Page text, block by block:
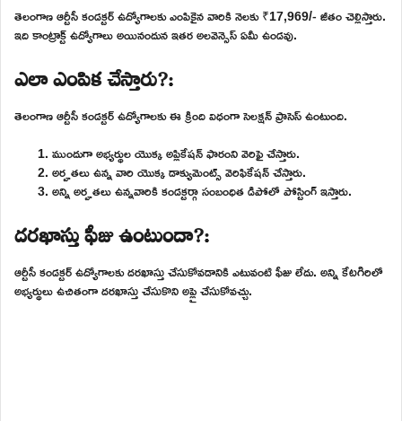
తెలంగాణ ఆర్టీసీ కండక్టర్ ఉద్యోగాలకు ఎంపికైన వారికి నెలకు ₹17,969/- జీతం చెల్లిస్తారు.
ఇది కాంట్రాక్ట్ ఉద్యోగాలు అయినందున ఇతర అలవెన్సెస్ ఏమీ ఉండవు.
ఎలా ఎంపిక చేస్తారు?:
తెలంగాణ ఆర్టీసీ కండక్టర్ ఉద్యోగాలకు ఈ క్రింది విధంగా సెలక్షన్ ప్రాసెస్ ఉంటుంది.
ముందుగా అభ్యర్థుల యొక్క అప్లికేషన్ ఫారంని వెరిఫై చేస్తారు.
అర్హతలు ఉన్న వారి యొక్క డాక్యుమెంట్స్ వెరిఫికేషన్ చేస్తారు.
అన్ని అర్హతలు ఉన్నవారికి కండక్టర్గా సంబంధిత డిపోలో పోస్టింగ్ ఇస్తారు.
దరఖాస్తు ఫీజు ఉంటుందా?:
ఆర్టీసీ కండక్టర్ ఉద్యోగాలకు దరఖాస్తు చేసుకోవడానికి ఎటువంటి ఫీజు లేదు. అన్ని కేటగిరిలో
అభ్యర్థులు ఉచితంగా దరఖాస్తు చేసుకొని అప్లై చేసుకోవచ్చు.